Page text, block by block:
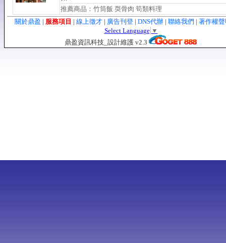
推薦商品：竹筒飯 耎骨肉 筍類料理
關於鼎盈 | 服務項目 | 線上徵才 | 廣告刊登 | DNS代辦 | 聯絡我們 | 著作
Select Language ▼
鼎盈資訊科技_設計維護 v2.3